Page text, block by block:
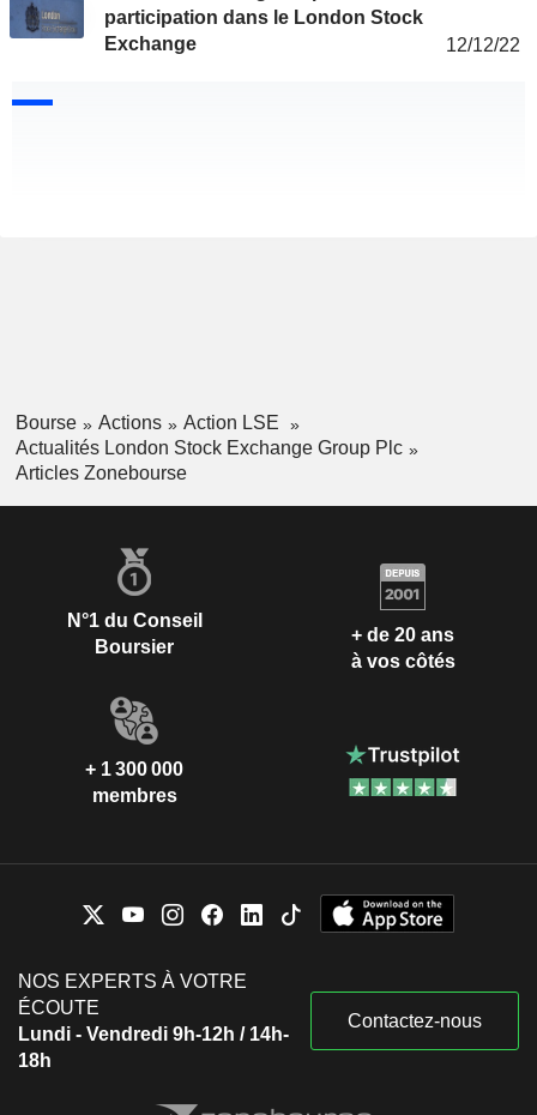
participation dans le London Stock
Exchange
12/12/22
Bourse Actions
Action LSE
Actualités London Stock Exchange Group Plc
Articles Zonebourse
N°1 du Conseil
Boursier
+ de 20 ans
à vos côtés
+ 1 300 000
membres
NOS EXPERTS À VOTRE
ÉCOUTE
Lundi - Vendredi 9h-12h / 14h-
18h
Contactez-nous